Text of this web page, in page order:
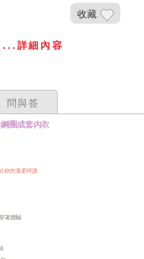
收藏
...詳細內容
問與答